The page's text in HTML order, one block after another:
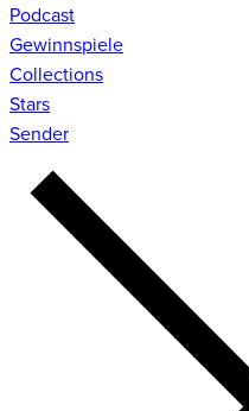
Podcast
Gewinnspiele
Collections
Stars
Sender